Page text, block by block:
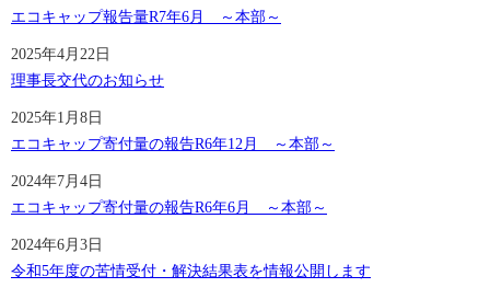
エコキャップ報告量R7年6月 ～本部～
2025年4月22日
理事長交代のお知らせ
2025年1月8日
エコキャップ寄付量の報告R6年12月 ～本部～
2024年7月4日
エコキャップ寄付量の報告R6年6月 ～本部～
2024年6月3日
令和5年度の苦情受付・解決結果表を情報公開します